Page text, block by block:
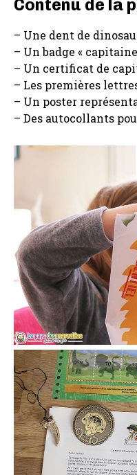
Contenu de la
– Une dent de
– Un badge «
– Un certificat de
– Les premières
– Un poster
– Des autocollants